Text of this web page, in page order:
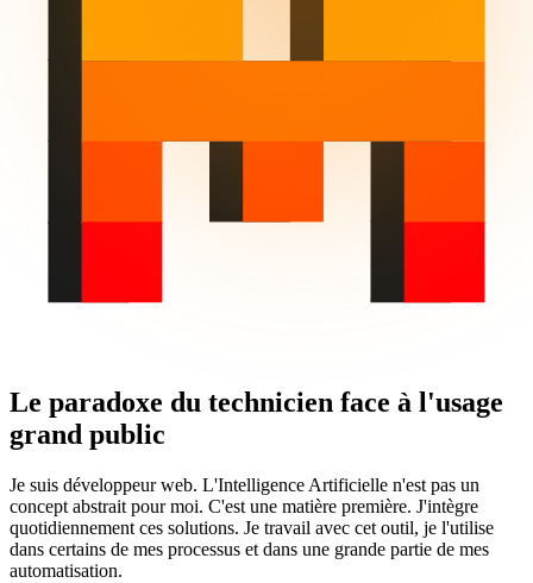
Le paradoxe du technicien face à l'usage
grand public
Je suis développeur web. L'Intelligence Artificielle n'est pas un
concept abstrait pour moi. C'est une matière première. J'intègre
quotidiennement ces solutions. Je travail avec cet outil, je l'utilise
dans certains de mes processus et dans une grande partie de mes
automatisation.